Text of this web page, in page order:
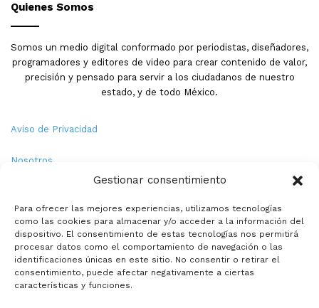
Gestionar consentimiento
Para ofrecer las mejores experiencias, utilizamos tecnologías
como las cookies para almacenar y/o acceder a la información del
dispositivo. El consentimiento de estas tecnologías nos permitirá
procesar datos como el comportamiento de navegación o las
identificaciones únicas en este sitio. No consentir o retirar el
consentimiento, puede afectar negativamente a ciertas
características y funciones.
Quienes Somos
Somos un medio digital conformado por periodistas, diseñadores,
programadores y editores de video para crear contenido de valor,
precisión y pensado para servir a los ciudadanos de nuestro
estado, y de todo México.
Aviso de Privacidad
Nosotros
Política de Cookies
Contacto